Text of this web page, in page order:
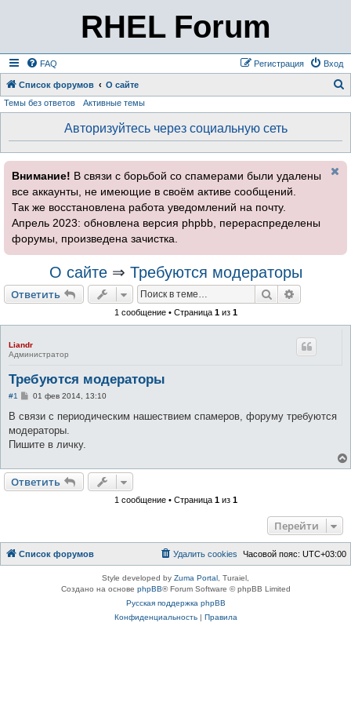
RHEL Forum
FAQ Вход
Регистрация
Список форумов О сайте
Темы без ответов Активные темы
Авторизуйтесь через социальную сеть
Внимание! В связи с борьбой со спамерами были удалены
все аккаунты, не имеющие в своём активе сообщений.
Так же восстановлена работа уведомлений на почту.
Апрель 2023: обновлена версия phpbb, перераспределены
форумы, произведена зачистка.
О сайте⇒ Требуются модераторы
Ответить Поиск
1 сообщение • Страница 1из 1
Liandr
Администратор
Требуются модераторы
#1
С
о
щ
е
е
01 фев 2014, 13:10
В связи с периодическим нашествием спамеров, форуму требуются
модераторы.
Пишите в личку.
Ответить
1 сообщение • Страница 1из 1
Перейти
Список форумов Часовой пояс: UTC+03:00
Удалить cookies
Style developed by Zuma Portal , Turaiel,
Создано на основе phpBB® Forum Software © phpBB Limited
Русская поддержка phpBB
Конфиденциальность| Правила